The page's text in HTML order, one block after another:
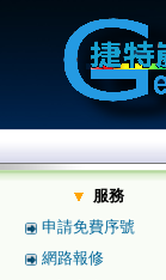
服務
申請免費序號
網路報修